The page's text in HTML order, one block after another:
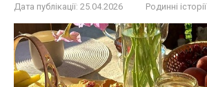
Дата публікації: 25.04.2026 Родинні історії